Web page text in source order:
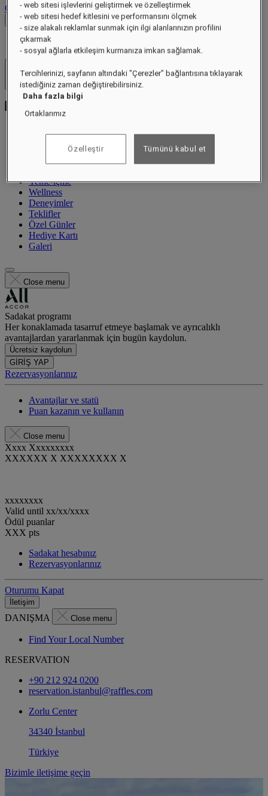
Oturumu Kapat
Fiyatları Kontrol Et
Otel ve Tatil Köyleri
Menüyü aç
Özel Teklifler
Yeme-içme
Wellness
Deneyimler
Teklifler
Özel Günler
Hediye Kartı
Galeri
Close menu
Sadakat programı
Her konaklamada tasarruf etmeye başlamak ve ayrıcalıklı
avantajlardan yararlanmak için bugün kaydolun.
Ücretsiz kaydolun
GİRİŞ YAP
Rezervasyonlarınız
Avantajlar ve statü
Puan kazanın ve kullanın
Close menu
Xxxx Xxxxxxxxx
XXXXXX X XXXXXXXX X
xxxxxxxx
Valid until xx/xx/xxxx
Ödül puanlar
XXX pts
Sadakat hesabınız
Rezervasyonlarınız
Oturumu Kapat
İletişim
DANIŞMA Close menu
Find Your Local Number
RESERVATION
+90 212 924 0200
reservation.istanbul@raffles.com
Zorlu Center
34340 İstanbul
Türkiye
Bizimle iletişime geçin
- web sitesi işlevlerini geliştirmek ve özelleştirmek
- web sitesi hedef kitlesini ve performansını ölçmek
- size alakalı reklamlar sunmak için ilgi alanlarınızın profilini
çıkarmak
- sosyal ağlarla etkileşim kurmanıza imkan sağlamak.
Tercihlerinizi, sayfanın altındaki "Çerezler" bağlantısına tıklayarak
istediğiniz zaman değiştirebilirsiniz.
Daha fazla bilgi
Ortaklarımız
Özelleştir Tümünü kabul et